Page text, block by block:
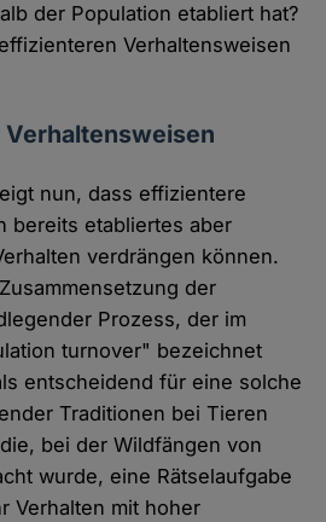
der Population etabliert hat?
Verhaltensweisen
nun, dass effizientere
bereits etabliertes aber
verdrängen können.
der
Prozess, der im
turnover" bezeichnet
entscheidend für eine solche
Traditionen bei Tieren
bei der Wildfängen von
wurde, eine Rätselaufgabe
Verhalten mit hoher